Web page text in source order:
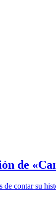
de
de contar su